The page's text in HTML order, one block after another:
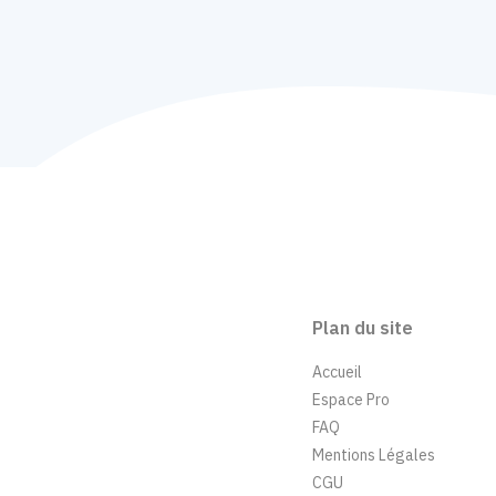
Plan du site
Accueil
Espace Pro
FAQ
Mentions Légales
CGU